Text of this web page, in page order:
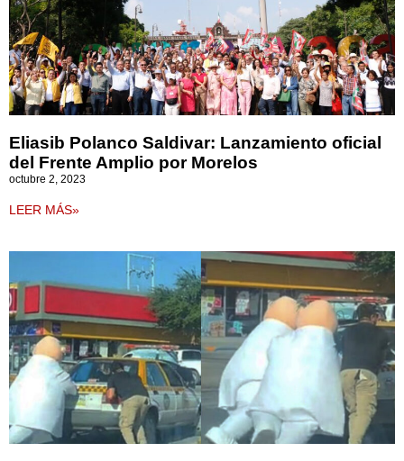
Eliasib Polanco Saldivar: Lanzamiento oficial
del Frente Amplio por Morelos
octubre 2, 2023
LEER MÁS»